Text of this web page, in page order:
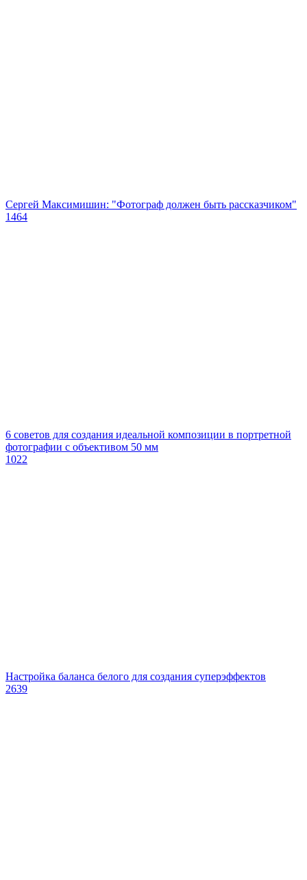
Сергей Максимишин: "Фотограф должен быть рассказчиком"
1464
6 советов для создания идеальной композиции в портретной
фотографии с объективом 50 мм
1022
Настройка баланса белого для создания суперэффектов
2639